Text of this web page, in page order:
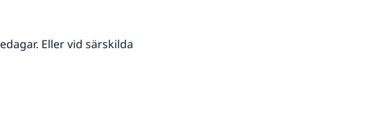
Eller vid särskilda